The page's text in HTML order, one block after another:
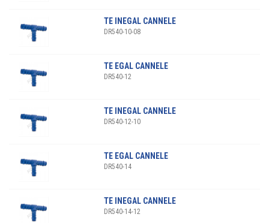
TE INEGAL CANNELE
DR540-10-08
TE EGAL CANNELE
DR540-12
TE INEGAL CANNELE
DR540-12-10
TE EGAL CANNELE
DR540-14
TE INEGAL CANNELE
DR540-14-12